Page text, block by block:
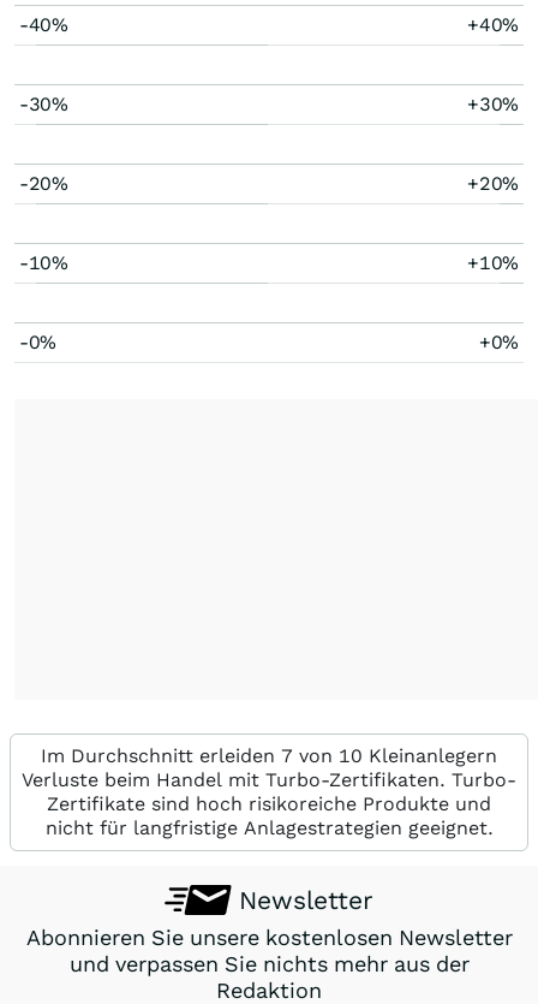
-40% +40%
-30% +30%
-20% +20%
-10% +10%
-0% +0%
Im Durchschnitt erleiden 7 von 10 Kleinanlegern
Verluste beim Handel mit Turbo-Zertifikaten. Turbo-
Zertifikate sind hoch risikoreiche Produkte und
nicht für langfristige Anlagestrategien geeignet.
Newsletter
Abonnieren Sie unsere kostenlosen Newsletter
und verpassen Sie nichts mehr aus der
Redaktion